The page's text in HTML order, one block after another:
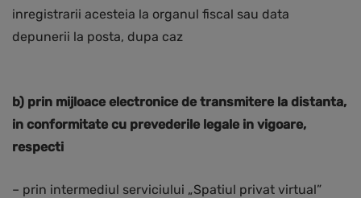
inregistrarii acesteia la organul fiscal sau data
depunerii la posta, dupa caz
b) prin mijloace electronice de transmitere la distanta,
in conformitate cu prevederile legale in vigoare,
respecti
– prin intermediul serviciului „Spatiul privat virtual”